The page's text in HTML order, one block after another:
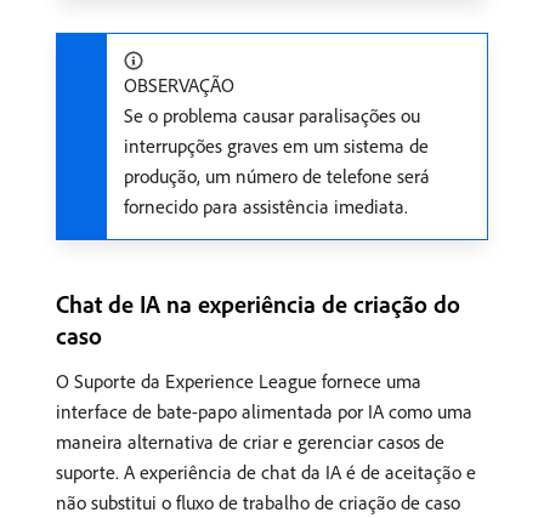
OBSERVAÇÃO
Se o problema causar paralisações ou
interrupções graves em um sistema de
produção, um número de telefone será
fornecido para assistência imediata.
Chat de IA na experiência de criação do
caso
O Suporte da Experience League fornece uma
interface de bate-papo alimentada por IA como uma
maneira alternativa de criar e gerenciar casos de
suporte. A experiência de chat da IA é de aceitação e
não substitui o fluxo de trabalho de criação de caso